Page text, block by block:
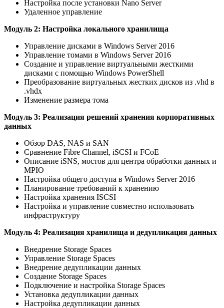
Настройка после установки Nano Server
Удаленное управление
Модуль 2: Настройка локального хранилища
Управление дисками в Windows Server 2016
Управление томами в Windows Server 2016
Создание и управление виртуальными жесткими
дисками с помощью Windows PowerShell
Преобразование виртуальных жестких дисков из .vhd в
.vhdx
Изменение размера тома
Модуль 3: Реализация решений хранения корпоративных
данных
Обзор DAS, NAS и SAN
Сравнение Fibre Channel, iSCSI и FCoE
Описание iSNS, мостов для центра обработки данных и
MPIO
Настройка общего доступа в Windows Server 2016
Планирование требований к хранению
Настройка хранения ISCSI
Настройка и управление совместно использовать
инфраструктуру
Модуль 4: Реализация хранилища и дедупликация данных
Внедрение Storage Spaces
Управление Storage Spaces
Внедрение дедупликации данных
Создание Storage Spaces
Подключение и настройка Storage Spaces
Установка дедупликации данных
Настройка дедупликации данных